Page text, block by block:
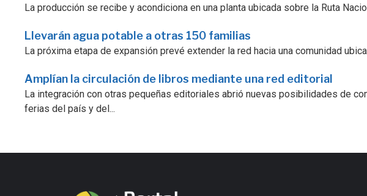
La producción se recibe y acondiciona en una planta ubicada sobre la Ruta
Llevarán agua potable a otras 150 familias
La próxima etapa de expansión prevé extender la red hacia una comunidad
Amplían la circulación de libros mediante una red editorial
La integración con otras pequeñas editoriales abrió nuevas posibilidades de
ferias del país y del...